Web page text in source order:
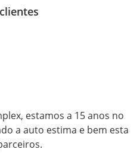
estamos a 15 anos no
a auto estima e bem esta